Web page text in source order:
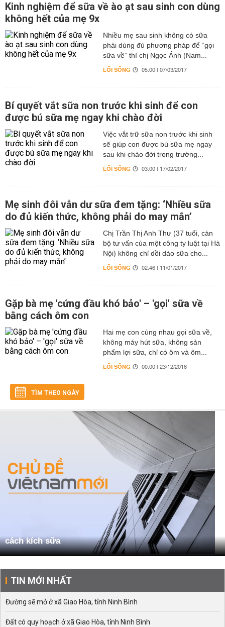
Kinh nghiệm để sữa về ào ạt sau sinh con dùng
không hết của mẹ 9x
Nhiều mẹ sau sinh không có sữa
phải dùng đủ phương pháp để “gọi
sữa về” thì chị Ngọc Ánh (Nam...
LỐI SỐNG 05:00 | 07/03/2017
Bí quyết vắt sữa non trước khi sinh để con
được bú sữa mẹ ngay khi chào đời
Việc vắt trữ sữa non trước khi sinh
sẽ giúp con được bú sữa mẹ ngay
sau khi chào đời trong trường...
LỐI SỐNG 03:00 | 17/02/2017
Mẹ sinh đôi vẫn dư sữa đem tặng: ‘Nhiều sữa
do đủ kiến thức, không phải do may mắn’
Chị Trần Thị Anh Thư (37 tuổi, cán
bộ tư vấn của một công ty luật tại Hà
Nội) không chỉ dồi dào sữa cho...
LỐI SỐNG 02:46 | 11/01/2017
Gặp bà mẹ 'cứng đầu khó bảo' – 'gọi' sữa về
bằng cách ôm con
Hai mẹ con cùng nhau gọi sữa về,
không máy hút sữa, không sản
phẩm lợi sữa, chỉ có ôm và ôm...
LỐI SỐNG 00:00 | 23/12/2016
TÌM THEO NGÀY
cách kích sữa
TIN MỚI NHẤT
Đường sẽ mở ở xã Giao Hòa, tỉnh Ninh Bình
Đất có quy hoạch ở xã Giao Hòa, tỉnh Ninh Bình